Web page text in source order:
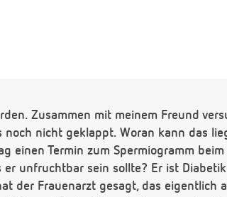
Zusammen mit meinem Freund
nicht geklappt. Woran kann das
einen Termin zum Spermiogramm
unfruchtbar sein sollte? Er ist
der Frauenarzt gesagt, das eigentlich